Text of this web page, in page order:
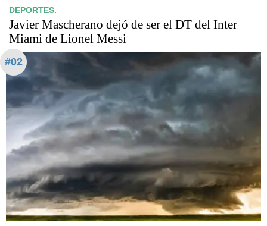
DEPORTES.
Javier Mascherano dejó de ser el DT del Inter
Miami de Lionel Messi
#02